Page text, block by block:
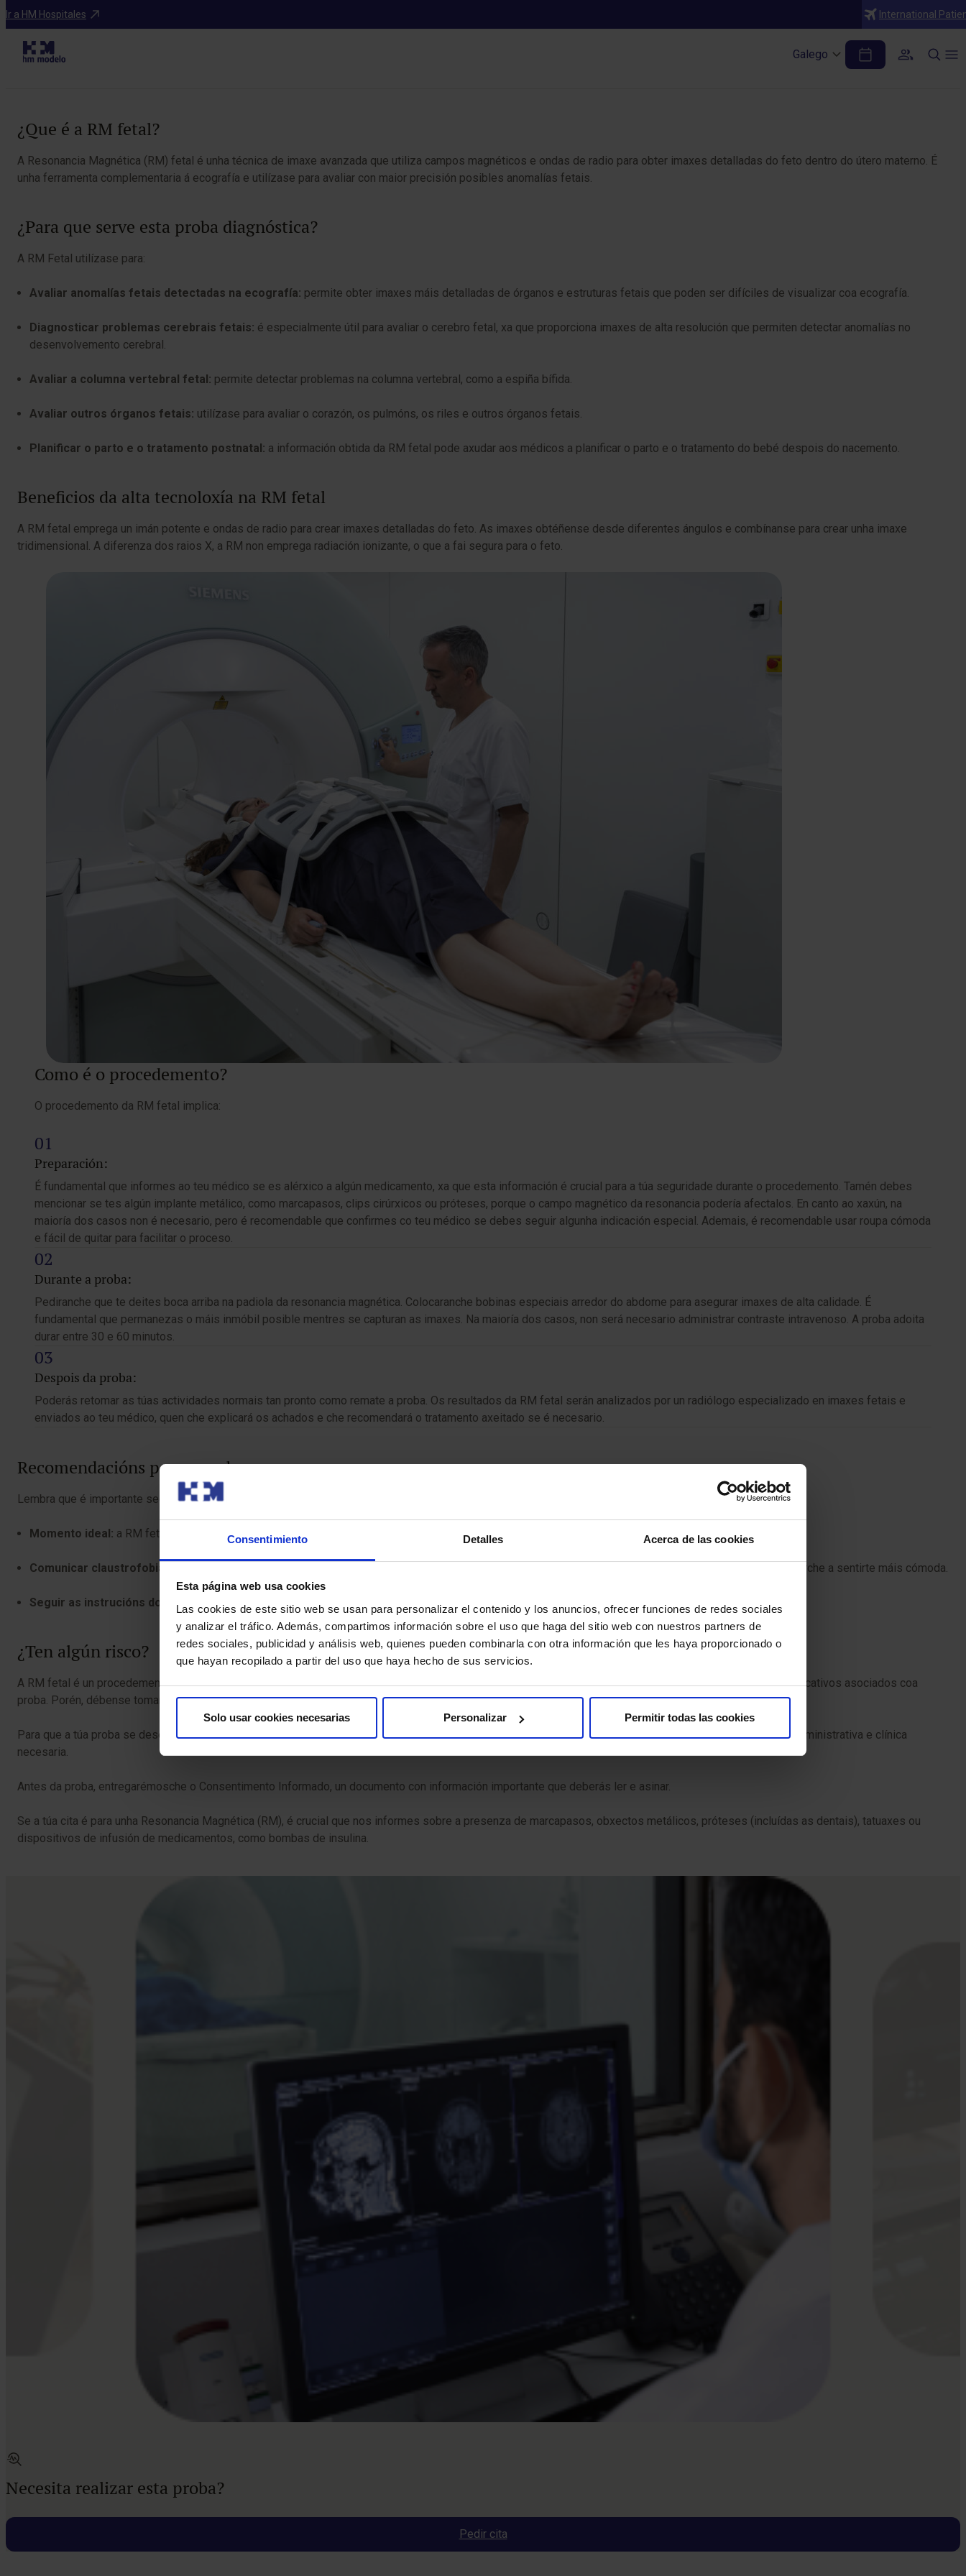
Consentimiento Detalles Acerca de las cookies
Esta página web usa cookies
Las cookies de este sitio web se usan para personalizar el contenido y los anuncios, ofrecer funciones de redes sociales
y analizar el tráfico. Además, compartimos información sobre el uso que haga del sitio web con nuestros partners de
redes sociales, publicidad y análisis web, quienes pueden combinarla con otra información que les haya proporcionado o
que hayan recopilado a partir del uso que haya hecho de sus servicios.
Solo usar cookies necesarias Personalizar Permitir todas las cookies
Ir a HM Hospitales International
Galego
Diagnósticos
RM fetal
¿Que é a RM fetal?
A Resonancia Magnética (RM) fetal é unha técnica de imaxe avanzada que utiliza campos magnéticos e ondas de radio para obter imaxes detalladas do feto dentro do útero materno. É
unha ferramenta complementaria á ecografía e utilízase para avaliar con maior precisión posibles anomalías fetais.
¿Para que serve esta proba diagnóstica?
A RM Fetal utilízase para:
Avaliar anomalías fetais detectadas na ecografía: permite obter imaxes máis detalladas de órganos e estruturas fetais que poden ser difíciles de visualizar coa ecografía.
Diagnosticar problemas cerebrais fetais: é especialmente útil para avaliar o cerebro fetal, xa que proporciona imaxes de alta resolución que permiten detectar anomalías no
desenvolvemento cerebral.
Avaliar a columna vertebral fetal: permite detectar problemas na columna vertebral, como a espiña bífida.
Avaliar outros órganos fetais: utilízase para avaliar o corazón, os pulmóns, os riles e outros órganos fetais.
Planificar o parto e o tratamento postnatal: a información obtida da RM fetal pode axudar aos médicos a planificar o parto e o tratamento do bebé despois do nacemento.
Beneficios da alta tecnoloxía na RM fetal
A RM fetal emprega un imán potente e ondas de radio para crear imaxes detalladas do feto. As imaxes obtéñense desde diferentes ángulos e combínanse para crear unha imaxe
tridimensional. A diferenza dos raios X, a RM non emprega radiación ionizante, o que a fai segura para o feto.
Como é o procedemento?
O procedemento da RM fetal implica:
Preparación:
É fundamental que informes ao teu médico se es alérxico a algún medicamento, xa que esta información é crucial para a túa seguridade durante o procedemento. Tamén debes
mencionar se tes algún implante metálico, como marcapasos, clips cirúrxicos ou próteses, porque o campo magnético da resonancia podería afectalos. En canto ao xaxún, na
maioría dos casos non é necesario, pero é recomendable que confirmes co teu médico se debes seguir algunha indicación especial. Ademais, é recomendable usar roupa cómoda
e fácil de quitar para facilitar o proceso.
Durante a proba:
Pediranche que te deites boca arriba na padiola da resonancia magnética. Colocaranche bobinas especiais arredor do abdome para asegurar imaxes de alta calidade. É
fundamental que permanezas o máis inmóbil posible mentres se capturan as imaxes. Na maioría dos casos, non será necesario administrar contraste intravenoso. A proba adoita
durar entre 30 e 60 minutos.
Despois da proba:
Poderás retomar as túas actividades normais tan pronto como remate a proba. Os resultados da RM fetal serán analizados por un radiólogo especializado en imaxes fetais e
enviados ao teu médico, quen che explicará os achados e che recomendará o tratamento axeitado se é necesario.
Recomendacións para a proba
Lembra que é importante seguir estas recomendacións para asegurar a calidade do estudo e a túa comodidade:
Momento ideal: a RM fetal realízase xeralmente entre a semana 20 e a semana 36 de xestación.
Comunicar claustrofobia: se sofres claustrofobia, é importante que informes ao equipo médico antes da proba. Eles poderán tomar medidas para axudarche a sentirte máis cómoda.
Seguir as instrucións do médico: asegúrate de seguir as indicacións do médico antes, durante e despois da proba.
¿Ten algún risco?
A RM fetal é un procedemento seguro e non invasivo que, ao non empregar radiación ionizante, non representa un risco para o feto. Non existen riscos significativos asociados coa
proba. Porén, débense tomar precaucións especiais en pacientes con implantes metálicos.
Para que a túa proba se desenvolva sen contratempos, pedímoscheche que chegues con antelación á hora indicada. Así poderemos realizar a preparación administrativa e clínica
necesaria.
Antes da proba, entregarémosche o Consentimento Informado, un documento con información importante que deberás ler e asinar.
Se a túa cita é para unha Resonancia Magnética (RM), é crucial que nos informes sobre a presenza de marcapasos, obxectos metálicos, próteses (incluídas as dentais), tatuaxes ou
dispositivos de infusión de medicamentos, como bombas de insulina.
Necesita realizar esta proba?
Pedir cita